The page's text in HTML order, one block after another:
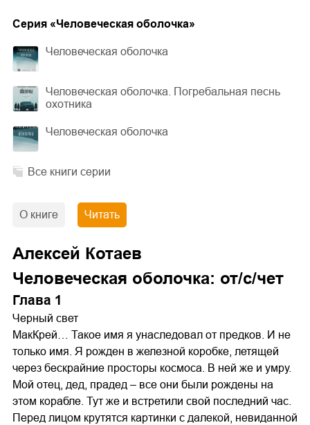
Cерия «Человеческая оболочка»
Человеческая оболочка
Человеческая оболочка. Погребальная песнь
охотника
Человеческая оболочка
Все книги серии
О книге Читать
Алексей Котаев
Человеческая оболочка: от/с/чет
Глава 1
Черный свет
МакКрей… Такое имя я унаследовал от предков. И не
только имя. Я рожден в железной коробке, летящей
через бескрайние просторы космоса. В ней же и умру.
Мой отец, дед, прадед – все они были рождены на
этом корабле. Тут же и встретили свой последний час.
Перед лицом крутятся картинки с далекой, невиданной